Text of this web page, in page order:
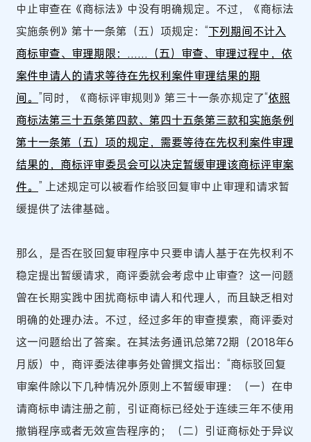
中止审查在《商标法》中没有明确规定。不过，《商标法
实施条例》第十一条第（五）项规定：“下列期间不计入
商标审查、审理期限：……（五）审查、审理过程中，依
案件申请人的请求等待在先权利案件审理结果的期
间。 ”同时，《商标评审规则》第三十一条亦规定了“依照
商标法第三十五条第四款、第四十五条第三款和实施条例
第十一条第（五）项的规定，需要等待在先权利案件审理
结果的，商标评审委员会可以决定暂缓审理该商标评审案
件。 ” 上述规定可以被看作给驳回复审中止审理和请求暂
缓提供了法律基础。
那么，是否在驳回复审程序中只要申请人基于在先权利不
稳定提出暂缓请求，商评委就会考虑中止审查？这一问题
曾在长期实践中困扰商标申请人和代理人，而且缺乏相对
明确的处理办法。不过，经过多年的审查摸索，商评委对
这一问题给出了答案。在其法务通讯总第72期（2018年6
月版）中，商评委法律事务处曾撰文指出：“商标驳回复
审案件除以下几种情况外原则上不暂缓审理：（一）在申
请商标申请注册之前，引证商标已经处于连续三年不使用
撤销程序或者无效宣告程序的；（二）引证商标处于异议